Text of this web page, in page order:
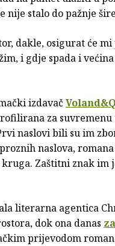
nije stalo do pažnje
dakle, osigurat će
i gdje spada i
izdavač
za suvremenu
naslovi bili su im
naslova,
Zaštitni znak im
literarna agentica
dok ona danas
prijevodom